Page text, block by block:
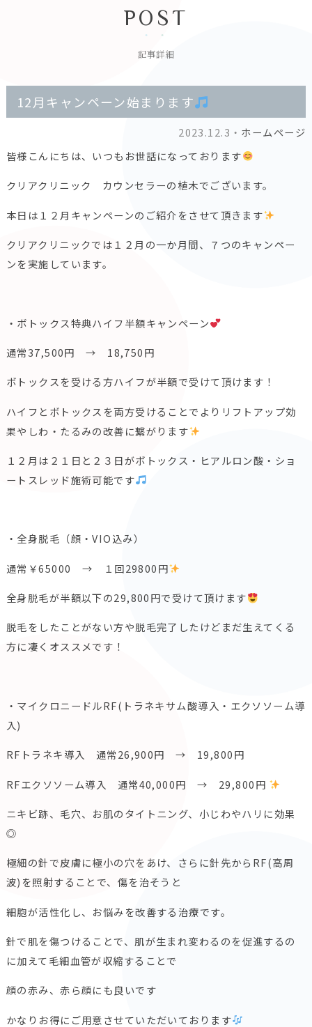
POST
記事詳細
12月キャンペーン始まります
2023.12.3・ ホームページ
皆様こんにちは、いつもお世話になっております
クリアクリニック カウンセラーの植木でございます。
本日は１２月キャンペーンのご紹介をさせて頂きます
クリアクリニックでは１２月の一か月間、７つのキャンペー
ンを実施しています。
・ボトックス特典ハイフ半額キャンペーン
通常37,500円 → 18,750円
ボトックスを受ける方ハイフが半額で受けて頂けます！
ハイフとボトックスを両方受けることでよりリフトアップ効
果やしわ・たるみの改善に繋がります
１２月は２１日と２３日がボトックス・ヒアルロン酸・ショ
ートスレッド施術可能です
・全身脱毛（顔・VIO込み）
通常￥65000 → １回29800円
全身脱毛が半額以下の29,800円で受けて頂けます
脱毛をしたことがない方や脱毛完了したけどまだ生えてくる
方に凄くオススメです！
・マイクロニードルRF(トラネキサム酸導入・ エクソソーム導
入)
RFトラネキ導入 通常26,900円 → 19,800円
RFエクソソーム導入 通常40,000円 → 29,800円
ニキビ跡、毛穴、お肌のタイトニング、小じわやハリに効果
◎
極細の針で皮膚に極小の穴をあけ、さらに針先からRF(高周
波) を照射することで、傷を治そうと
細胞が活性化し、お悩みを改善する治療です。
針で肌を傷つけることで、 肌が生まれ変わるのを促進するの
に加えて毛細血管が収縮することで
顔の赤み、赤ら顔にも良いです
かなりお得にご用意させていただいております